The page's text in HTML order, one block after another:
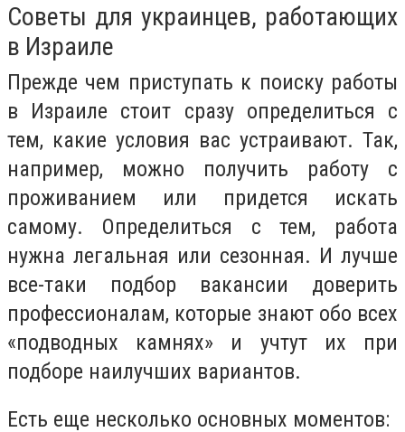
Советы для украинцев, работающих
в Израиле
Прежде чем приступать к поиску работы
в Израиле стоит сразу определиться с
тем, какие условия вас устраивают. Так,
например, можно получить работу с
проживанием или придется искать
самому. Определиться с тем, работа
нужна легальная или сезонная. И лучше
все-таки подбор вакансии доверить
профессионалам, которые знают обо всех
«подводных камнях» и учтут их при
подборе наилучших вариантов.
Есть еще несколько основных моментов: